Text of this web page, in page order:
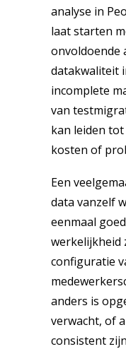
analyse in
laat starten
onvoldoende
datakwaliteit
incomplete
van
kan leiden
kosten of
Een
data vanzelf
eenmaal
werkelijkheid
configuratie
anders is
verwacht, of
consistent